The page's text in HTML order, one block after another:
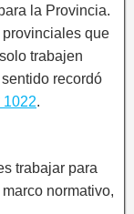
la Provincia.
provinciales que
trabajen
recordó
1022.
trabajar para
normativo,